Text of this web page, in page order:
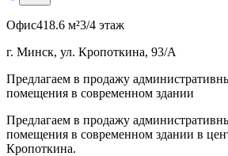
Офис418.6 м²3/4 этаж
г. Минск, ул. Кропоткина, 93/А
Предлагаем в продажу
помещения в современном здании
Предлагаем в продажу
помещения в современном здании в
Кропоткина.